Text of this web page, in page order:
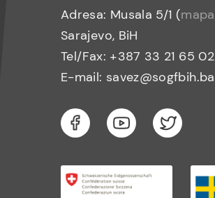
Adresa: Musala 5/1 (mapa
Sarajevo, BiH
Tel/Fax: +387 33 21 65 02
E-mail: savez@sogfbih.ba